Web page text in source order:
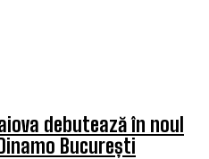
debutează în noul
București